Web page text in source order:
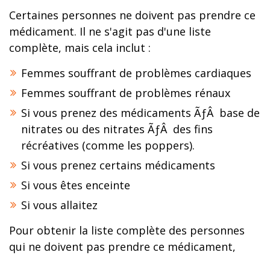
Certaines personnes ne doivent pas prendre ce
médicament. Il ne s'agit pas d'une liste
complète, mais cela inclut :
Femmes souffrant de problèmes cardiaques
Femmes souffrant de problèmes rénaux
Si vous prenez des médicaments ÃƒÂ base de
nitrates ou des nitrates ÃƒÂ des fins
récréatives (comme les poppers).
Si vous prenez certains médicaments
Si vous êtes enceinte
Si vous allaitez
Pour obtenir la liste complète des personnes
qui ne doivent pas prendre ce médicament,